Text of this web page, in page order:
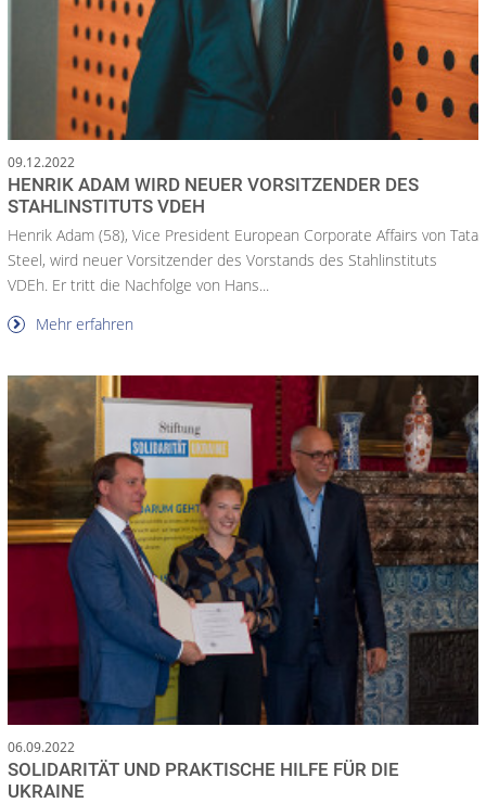
09.12.2022
HENRIK ADAM WIRD NEUER VORSITZENDER DES
STAHLINSTITUTS VDEH
Henrik Adam (58), Vice President European Corporate Affairs von Tata
Steel, wird neuer Vorsitzender des Vorstands des Stahlinstituts
VDEh. Er tritt die Nachfolge von Hans...
Mehr erfahren
06.09.2022
SOLIDARITÄT UND PRAKTISCHE HILFE FÜR DIE
UKRAINE